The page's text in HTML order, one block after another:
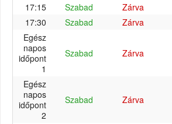
17:15
Szabad Zárva
17:30
Szabad Zárva
Egész
napos
időpont
1
Szabad Zárva
Egész
napos
időpont
2
Szabad Zárva